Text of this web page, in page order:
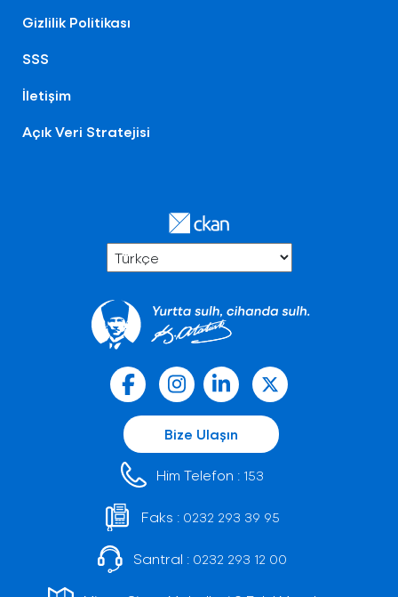
Gizlilik Politikası
SSS
İletişim
Açık Veri Stratejisi
Bize Ulaşın
Him Telefon : 153
Faks : 0232 293 39 95
Santral : 0232 293 12 00